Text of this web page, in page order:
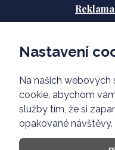
Nastavení
Na našich webových
cookie, abychom
služby tím, že si
opakované návštěvy.